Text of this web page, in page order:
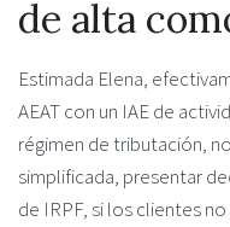
de alta
Estimada Elena,
AEAT con un IAE de
régimen de tributación,
simplificada, presentar
de IRPF, si los clientes